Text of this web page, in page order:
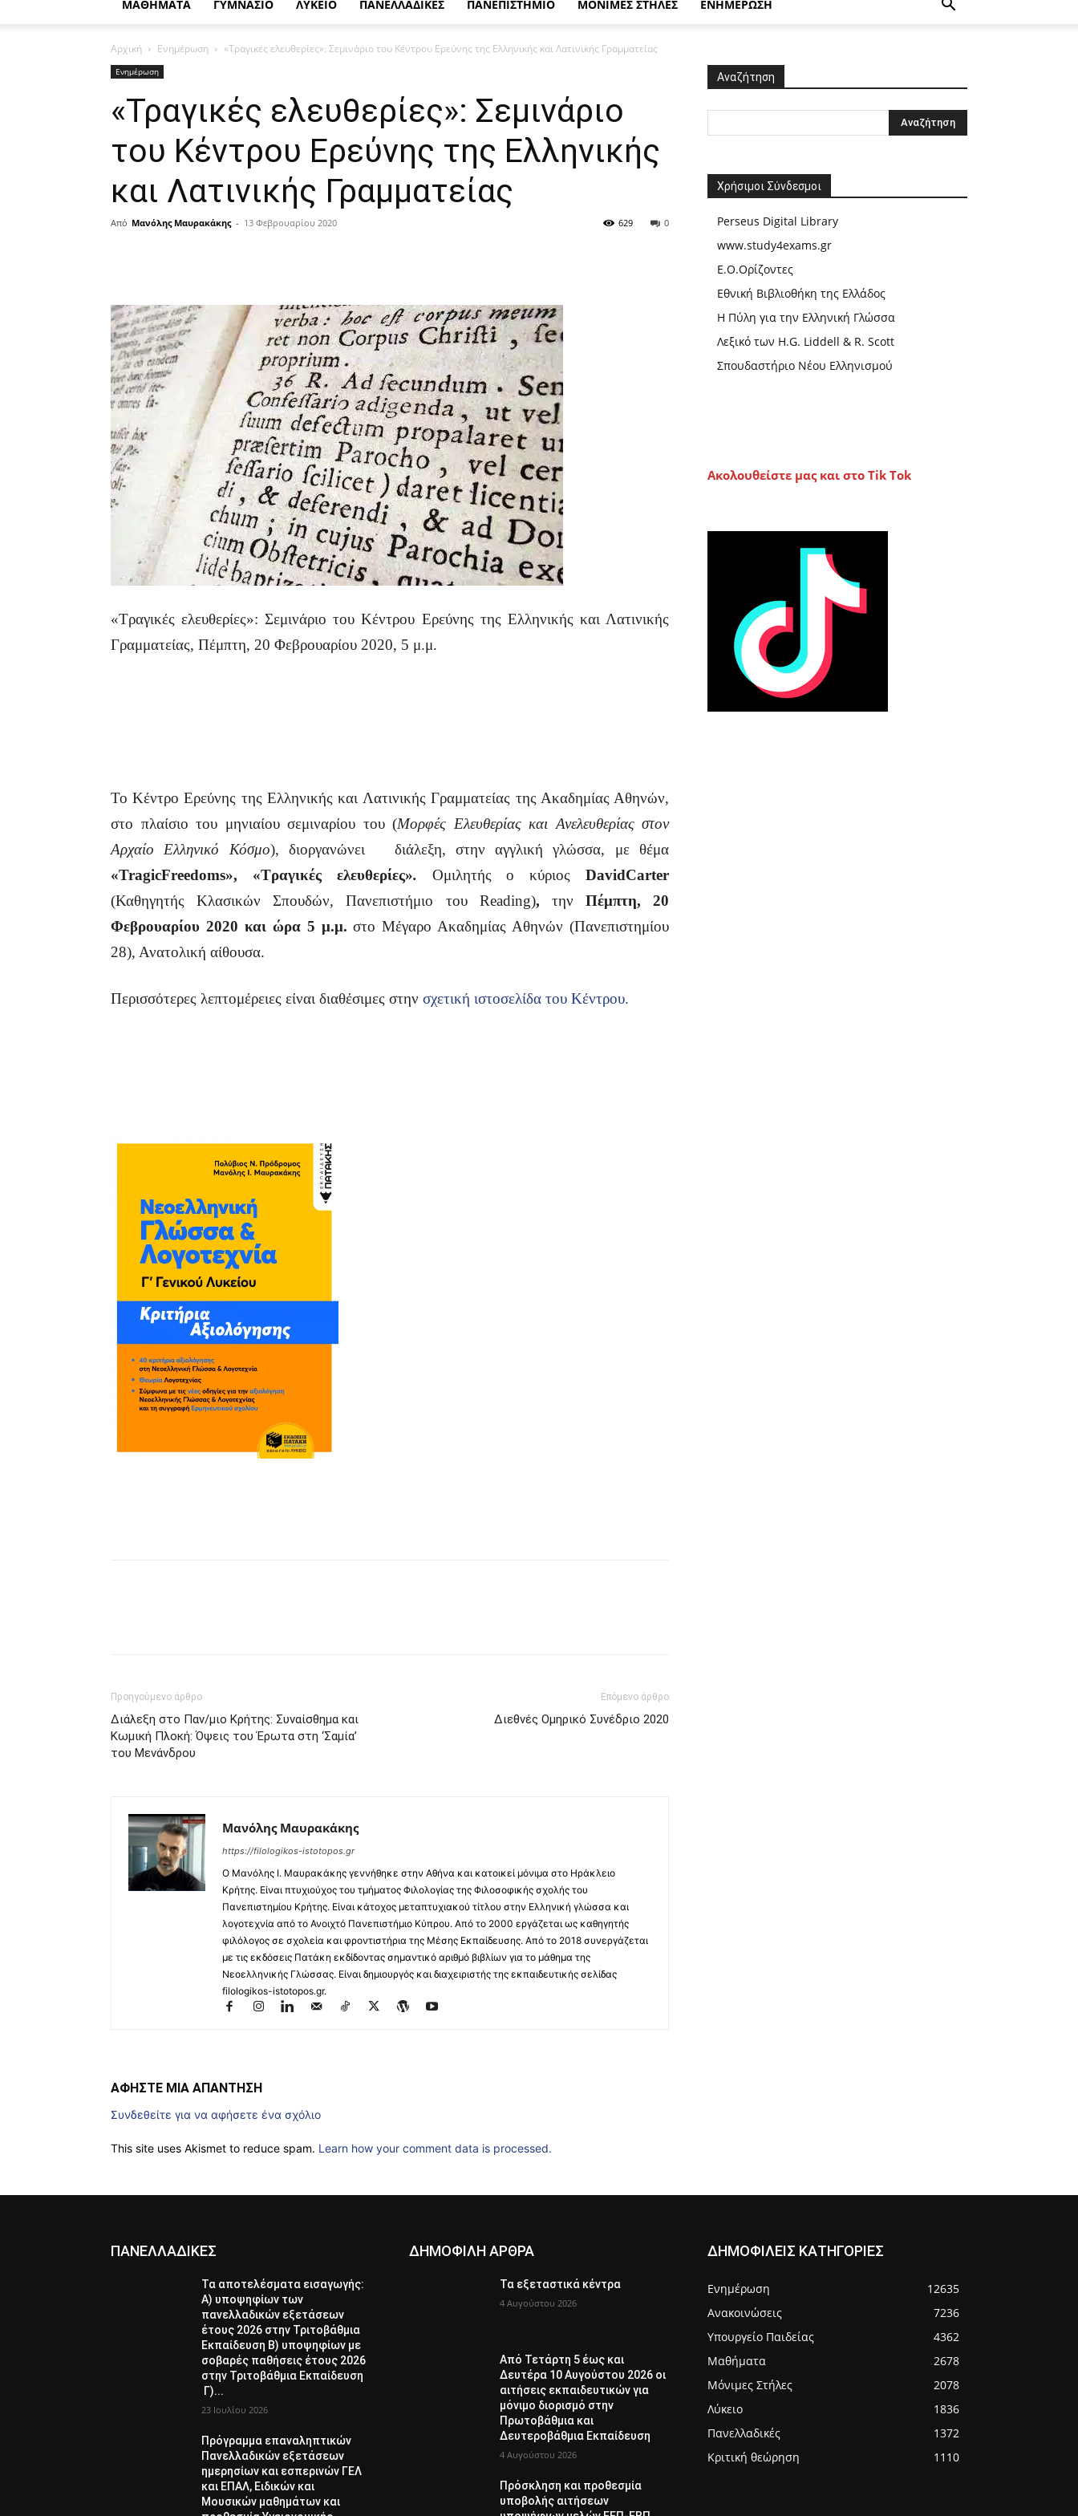
ΜΑΘΗΜΑΤΑ ΓΥΜΝΑΣΙΟ ΛΥΚΕΙΟ ΠΑΝΕΛΛΑΔΙΚΕΣ ΠΑΝΕΠΙΣΤΗΜΙΟ ΜΟΝΙΜΕΣ ΣΤΗΛΕΣ ΕΝΗΜΕΡΩΣΗ
Αρχική Ενημέρωση «Τραγικές ελευθερίες»: Σεμινάριο του Κέντρου Ερεύνης της Ελληνικής και Λατινικής Γραμματείας
Ενημέρωση
«Τραγικές ελευθερίες»: Σεμινάριο
του Κέντρου Ερεύνης της Ελληνικής
και Λατινικής Γραμματείας
Από Μανόλης Μαυρακάκης - 13 Φεβρουαρίου 2020 0
629
«Τραγικές ελευθερίες»: Σεμινάριο του Κέντρου Ερεύνης της Ελληνικής και Λατινικής
Γραμματείας, Πέμπτη, 20 Φεβρουαρίου 2020, 5 μ.μ.
Το Κέντρο Ερεύνης της Ελληνικής και Λατινικής Γραμματείας της Ακαδημίας Αθηνών,
στο πλαίσιο του μηνιαίου σεμιναρίου του (Μορφές Ελευθερίας και Ανελευθερίας στον
Αρχαίο Ελληνικό Κόσμο), διοργανώνει διάλεξη, στην αγγλική γλώσσα, με θέμα
«TragicFreedoms», «Τραγικές ελευθερίες». Ομιλητής ο κύριοςDavidCarter
(Καθηγητής Κλασικών Σπουδών, Πανεπιστήμιο του Reading), την Πέμπτη, 20
Φεβρουαρίου 2020 και ώρα 5 μ.μ.στο Μέγαρο Ακαδημίας Αθηνών (Πανεπιστημίου
28), Ανατολική αίθουσα.
Περισσότερες λεπτομέρειες είναι διαθέσιμες στην σχετική ιστοσελίδα του Κέντρου.
Προηγούμενο άρθρο
Διάλεξη στο Παν/μιο Κρήτης: Συναίσθημα και
Κωμική Πλοκή: Όψεις του Έρωτα στη ‘Σαμία’
του Μενάνδρου
Επόμενο άρθρο
Διεθνές Ομηρικό Συνέδριο 2020
Μανόλης Μαυρακάκης
https://filologikos-istotopos.gr
Ο Μανόλης I. Μαυρακάκης γεννήθηκε στην Αθήνα και κατοικεί μόνιμα στο Ηράκλειο
Κρήτης. Είναι πτυχιούχος του τμήματος Φιλολογίας της Φιλοσοφικής σχολής του
Πανεπιστημίου Κρήτης. Είναι κάτοχος μεταπτυχιακού τίτλου στην Ελληνική γλώσσα και
λογοτεχνία από το Ανοιχτό Πανεπιστήμιο Κύπρου. Από το 2000 εργάζεται ως καθηγητής
φιλόλογος σε σχολεία και φροντιστήρια της Μέσης Εκπαίδευσης. Από το 2018 συνεργάζεται
με τις εκδόσεις Πατάκη εκδίδοντας σημαντικό αριθμό βιβλίων για το μάθημα της
Νεοελληνικής Γλώσσας. Είναι δημιουργός και διαχειριστής της εκπαιδευτικής σελίδας
filologikos-istotopos.gr.
ΑΦΗΣΤΕ ΜΙΑ ΑΠΑΝΤΗΣΗ
Συνδεθείτε για να αφήσετε ένα σχόλιο
This site uses Akismet to reduce spam. Learn how your comment data is processed.
Αναζήτηση
Χρήσιμοι Σύνδεσμοι
Perseus Digital Library
www.study4exams.gr
Ε.Ο.Ορίζοντες
Εθνική Βιβλιοθήκη της Ελλάδος
Η Πύλη για την Ελληνική Γλώσσα
Λεξικό των H.G. Liddell & R. Scott
Σπουδαστήριο Νέου Ελληνισμού
Ακολουθείστε μας και στο Tik Tok
ΠΑΝΕΛΛΑΔΙΚΕΣ
Τα αποτελέσματα εισαγωγής:
Α) υποψηφίων των
πανελλαδικών εξετάσεων
έτους 2026 στην Τριτοβάθμια
Εκπαίδευση Β) υποψηφίων με
σοβαρές παθήσεις έτους 2026
στην Τριτοβάθμια Εκπαίδευση
Γ)...
23 Ιουλίου 2026
Πρόγραμμα επαναληπτικών
Πανελλαδικών εξετάσεων
ημερησίων και εσπερινών ΓΕΛ
και ΕΠΑΛ, Ειδικών και
Μουσικών μαθημάτων και
ΔΗΜΟΦΙΛΗ ΑΡΘΡΑ
Τα εξεταστικά κέντρα
4 Αυγούστου 2026
Από Τετάρτη 5 έως και
Δευτέρα 10 Αυγούστου 2026 οι
αιτήσεις εκπαιδευτικών για
μόνιμο διορισμό στην
Πρωτοβάθμια και
Δευτεροβάθμια Εκπαίδευση
4 Αυγούστου 2026
Πρόσκληση και προθεσμία
υποβολής αιτήσεων
ΔΗΜΟΦΙΛΕΙΣ ΚΑΤΗΓΟΡΙΕΣ
Ενημέρωση
12635
Ανακοινώσεις
7236
Υπουργείο Παιδείας
4362
Μαθήματα
2678
Μόνιμες Στήλες
2078
Λύκειο
1836
Πανελλαδικές
1372
Κριτική θεώρηση
1110